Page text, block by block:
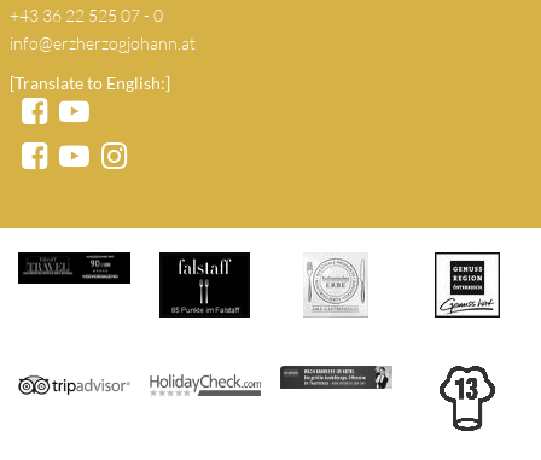
+43 36 22 525 07 - 0
info@erzherzogjohann.at
[Translate to English:]